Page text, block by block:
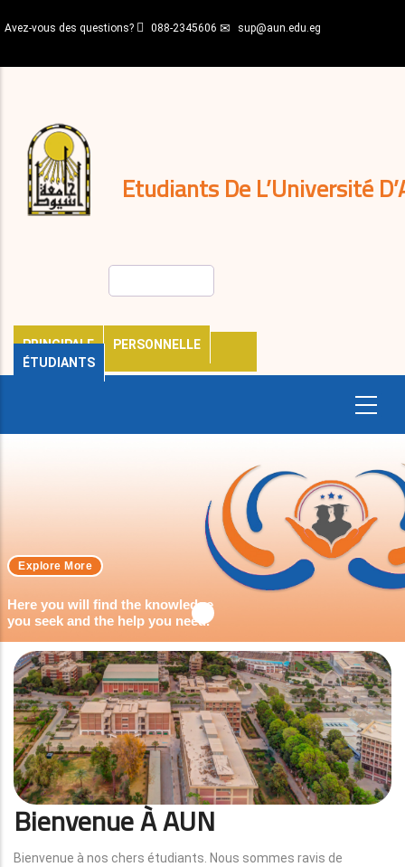
au
principal
Avez-vous des questions? 088-2345606 sup@aun.edu.eg
Etudiants De L’Université
PRINCIPALE
PERSONNELLE
ÉTUDIANTS
décisions
Expatriés
Journal
Here you will find the knowledge
you seek and the help you need.
Explore More
Bienvenue À AUN
Bienvenue à nos chers étudiants. Nous sommes ravis de